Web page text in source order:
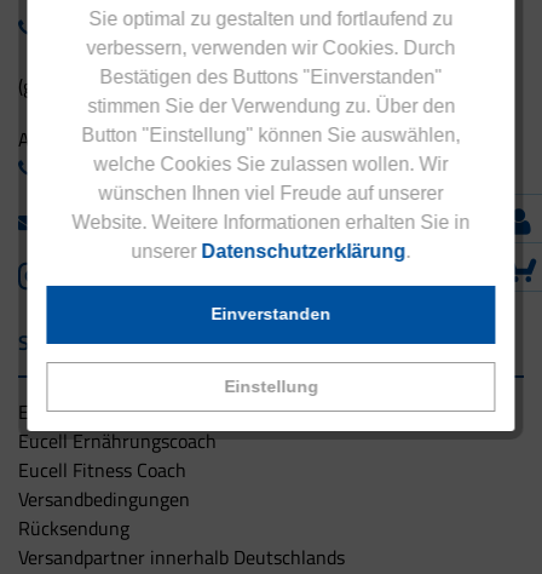
Sie optimal zu gestalten und fortlaufend zu
verbessern, verwenden wir Cookies. Durch
Bestätigen des Buttons "Einverstanden"
stimmen Sie der Verwendung zu. Über den
Button "Einstellung" können Sie auswählen,
welche Cookies Sie zulassen wollen. Wir
wünschen Ihnen viel Freude auf unserer
Website. Weitere Informationen erhalten Sie in
unserer Datenschutzerklärung.
Einstellung
Einverstanden
0800 - 1 38 23 55
(gebührenfrei aus Deutschland)
Ausland:
+49 - 5042 940 660
info@eucell.de
Service & Versand
Eucell Gesundheitsservice
Eucell Ernährungscoach
Eucell Fitness Coach
Versandbedingungen
Rücksendung
Versandpartner innerhalb Deutschlands